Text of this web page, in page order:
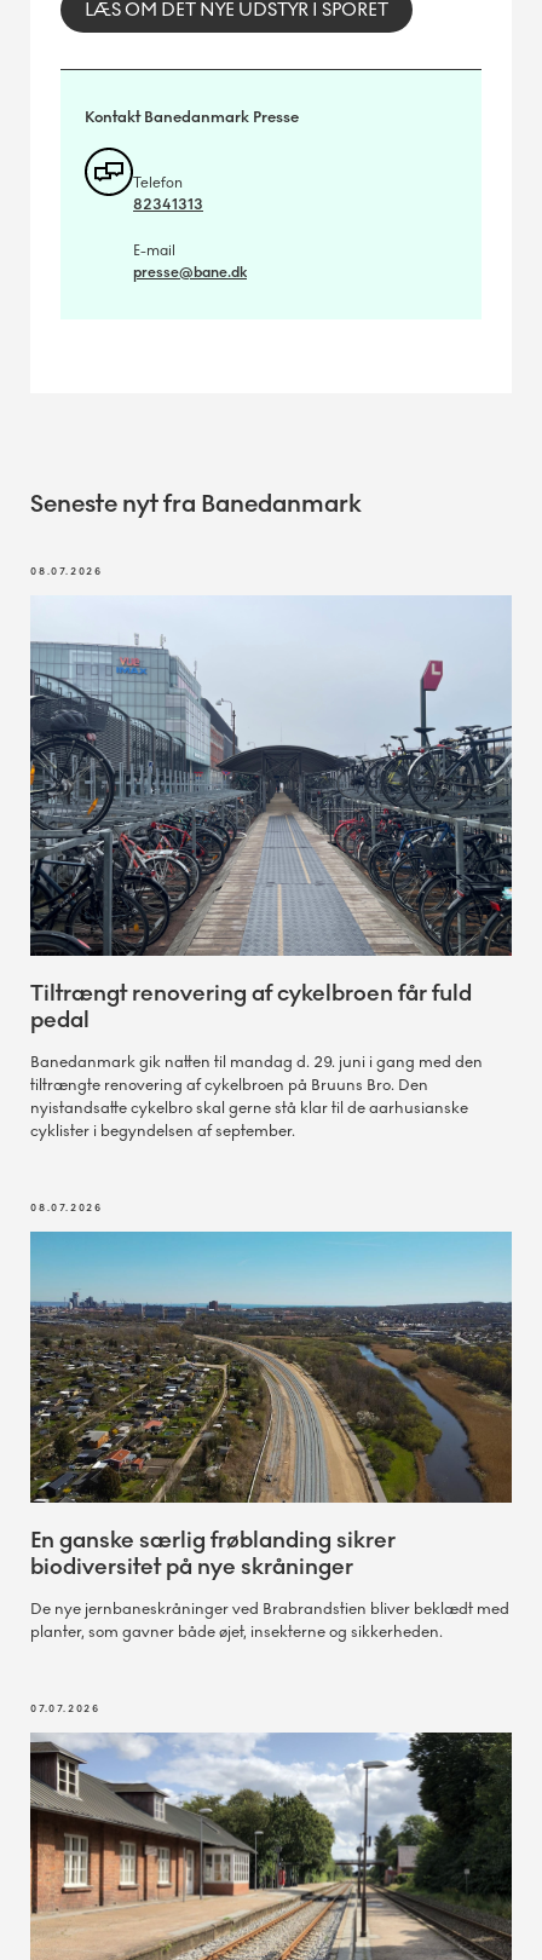
LÆS OM DET NYE UDSTYR I SPORET
Kontakt Banedanmark Presse
Telefon
82341313
E-mail
presse@bane.dk
Seneste nyt fra Banedanmark
08.07.2026
Tiltrængt renovering af cykelbroen får fuld
pedal
Banedanmark gik natten til mandag d. 29. juni i gang med den
tiltrængte renovering af cykelbroen på Bruuns Bro. Den
nyistandsatte cykelbro skal gerne stå klar til de aarhusianske
cyklister i begyndelsen af september.
08.07.2026
En ganske særlig frøblanding sikrer
biodiversitet på nye skråninger
De nye jernbaneskråninger ved Brabrandstien bliver beklædt med
planter, som gavner både øjet, insekterne og sikkerheden.
07.07.2026